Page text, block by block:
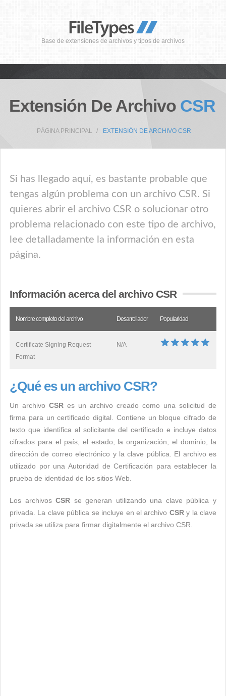
Base de extensiones de archivos y tipos de archivos
Extensión De Archivo CSR
PÁGINA PRINCIPAL EXTENSIÓN DE ARCHIVO CSR
Si has llegado aquí, es bastante probable que
tengas algún problema con un archivo CSR. Si
quieres abrir el archivo CSR o solucionar otro
problema relacionado con este tipo de archivo,
lee detalladamente la información en esta
página.
Información acerca del archivo CSR
Nombre completo del archivo Desarrollador Popularidad
Certificate Signing Request
Format
N/A
¿Qué es un archivo CSR?
Un archivo CSR es un archivo creado como una solicitud de
firma para un certificado digital. Contiene un bloque cifrado de
texto que identifica al solicitante del certificado e incluye datos
cifrados para el país, el estado, la organización, el dominio, la
dirección de correo electrónico y la clave pública. El archivo es
utilizado por una Autoridad de Certificación para establecer la
prueba de identidad de los sitios Web.
Los archivosCSR se generan utilizando una clave pública y
privada. La clave pública se incluye en el archivo CSRy la clave
privada se utiliza para firmar digitalmente el archivo CSR.